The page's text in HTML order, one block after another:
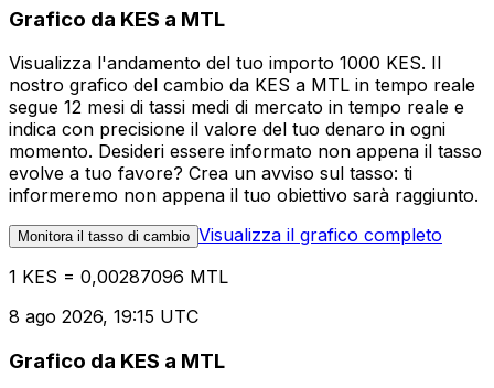
Grafico da KES a MTL
Visualizza l'andamento del tuo importo 1000 KES. Il
nostro grafico del cambio da KES a MTL in tempo reale
segue 12 mesi di tassi medi di mercato in tempo reale e
indica con precisione il valore del tuo denaro in ogni
momento. Desideri essere informato non appena il tasso
evolve a tuo favore? Crea un avviso sul tasso: ti
informeremo non appena il tuo obiettivo sarà raggiunto.
Monitora il tasso di cambio Visualizza il grafico completo
1 KES = 0,00287096 MTL
8 ago 2026, 19:15 UTC
Grafico da KES a MTL